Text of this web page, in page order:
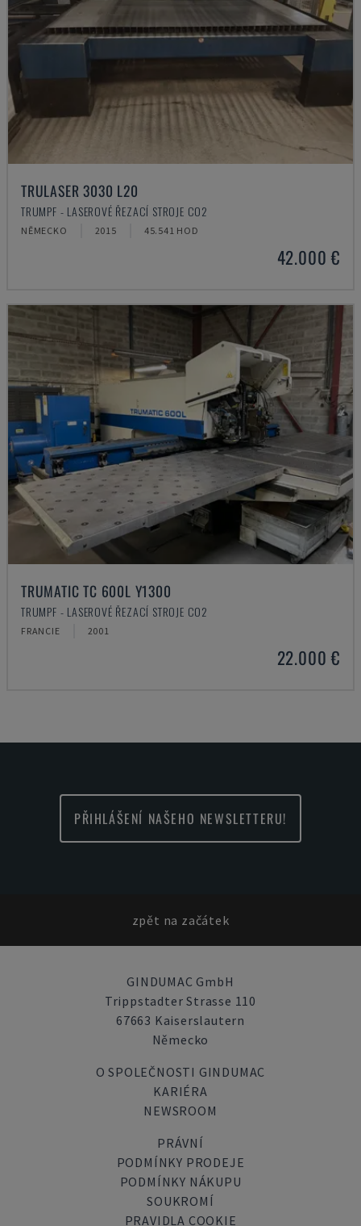
TRULASER 3030 L20
TRUMPF - LASEROVÉ ŘEZACÍ STROJE CO2
NĚMECKO 2015 45.541 HOD
42.000 €
TRUMATIC TC 600L Y1300
TRUMPF - LASEROVÉ ŘEZACÍ STROJE CO2
FRANCIE 2001
22.000 €
PŘIHLÁŠENÍ NAŠEHO NEWSLETTERU!
zpět na začátek
GINDUMAC GmbH
Trippstadter Strasse 110
67663 Kaiserslautern
Německo
O SPOLEČNOSTI GINDUMAC
KARIÉRA
NEWSROOM
PRÁVNÍ
PODMÍNKY PRODEJE
PODMÍNKY NÁKUPU
SOUKROMÍ
PRAVIDLA COOKIE